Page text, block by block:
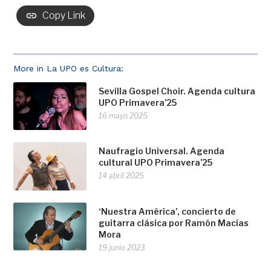
More in La UPO es Cultura:
Sevilla Gospel Choir. Agenda cultura
UPO Primavera’25
16 mayo 2025
Naufragio Universal. Agenda
cultural UPO Primavera’25
14 abril 2025
‘Nuestra América’, concierto de
guitarra clásica por Ramón Macías
Mora
19 junio 2023
Copy Link